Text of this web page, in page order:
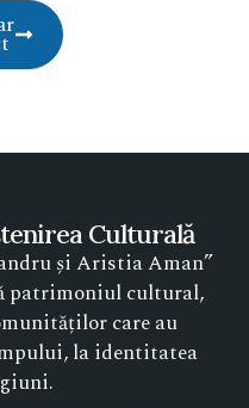
Culturală
și Aristia Aman”
patrimoniul cultural,
care au
la identitatea